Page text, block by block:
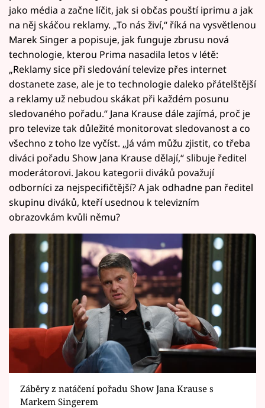
jako média a začne líčit, jak si občas pouští iprimu a jak
na něj skáčou reklamy. „To nás živí,“ říká na vysvětlenou
Marek Singer a popisuje, jak funguje zbrusu nová
technologie, kterou Prima nasadila letos v létě:
„Reklamy sice při sledování televize přes internet
dostanete zase, ale je to technologie daleko přátelštější
a reklamy už nebudou skákat při každém posunu
sledovaného pořadu.“ Jana Krause dále zajímá, proč je
pro televize tak důležité monitorovat sledovanost a co
všechno z toho lze vyčíst. „Já vám můžu zjistit, co třeba
diváci pořadu Show Jana Krause dělají,“ slibuje ředitel
moderátorovi. Jakou kategorii diváků považují
odborníci za nejspecifičtější? A jak odhadne pan ředitel
skupinu diváků, kteří usednou k televizním
obrazovkám kvůli němu?
Záběry z natáčení pořadu Show Jana Krause s
Markem Singerem